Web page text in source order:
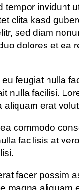
tempor invidunt
clita kasd
sed diam
dolores et ea
feugiat nulla
nulla facilisi.
aliquam erat
commodo
facilisis at
facer possim
magna aliquam